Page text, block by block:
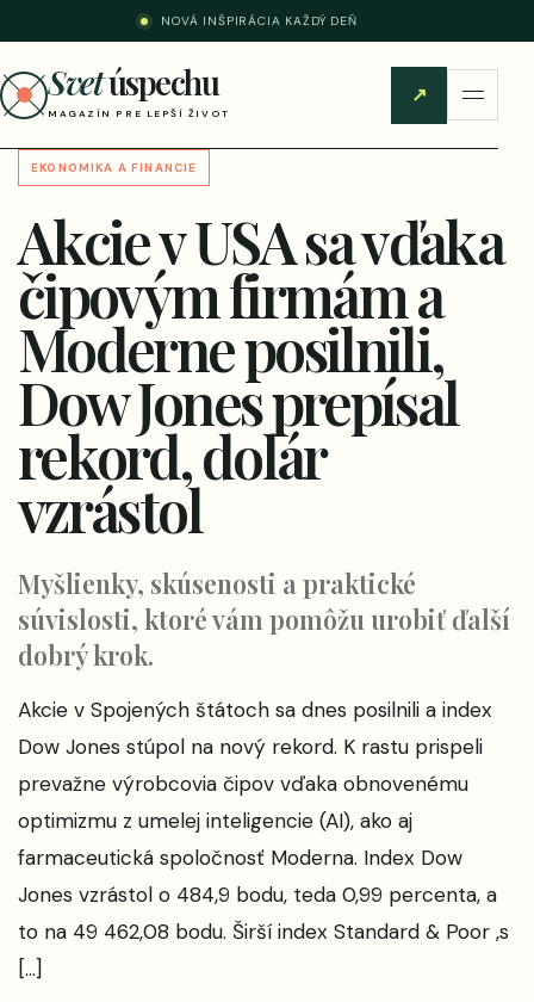
NOVÁ INŠPIRÁCIA KAŽDÝ DEŇ
Svetúspechu
MAGAZÍN PRE LEPŠÍ ŽIVOT
↗
EKONOMIKA A FINANCIE
Akcie v USA sa vďaka
čipovým firmám a
Moderne posilnili,
Dow Jones prepísal
rekord, dolár
vzrástol
Myšlienky, skúsenosti a praktické
súvislosti, ktoré vám pomôžu urobiť ďalší
dobrý krok.
Akcie v Spojených štátoch sa dnes posilnili a index
Dow Jones stúpol na nový rekord. K rastu prispeli
prevažne výrobcovia čipov vďaka obnovenému
optimizmu z umelej inteligencie (AI), ako aj
farmaceutická spoločnosť Moderna. Index Dow
Jones vzrástol o 484,9 bodu, teda 0,99 percenta, a
to na 49 462,08 bodu. Širší index Standard & Poor ‚s
[…]